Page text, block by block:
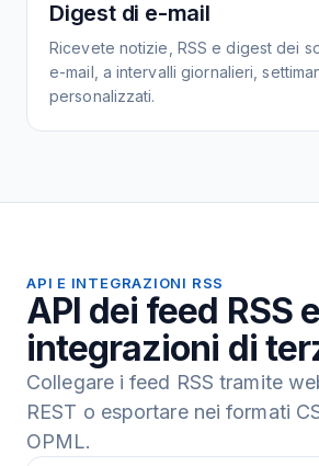
Digest di e-mail
Ricevete notizie, RSS e digest dei
e-mail, a intervalli giornalieri,
personalizzati.
API E INTEGRAZIONI RSS
API dei feed RSS e
integrazioni di
Collegare i feed RSS tramite
REST o esportare nei formati
OPML.